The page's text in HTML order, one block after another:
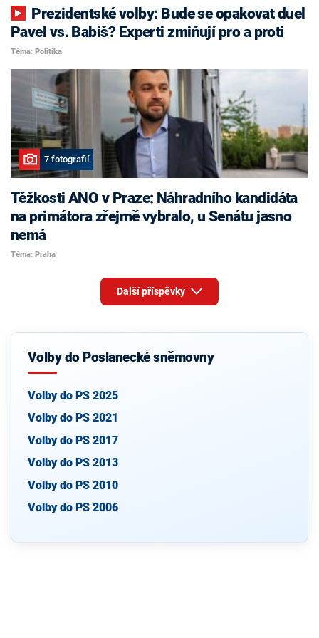
Pavel vs. Babiš? Experti zmiňují pro a proti
Téma: Politika
7 fotografií
Těžkosti ANO v Praze: Náhradního kandidáta
na primátora zřejmě vybralo, u Senátu jasno
nemá
Téma: Praha
Další příspěvky
Volby do Poslanecké sněmovny
Volby do PS 2025
Volby do PS 2021
Volby do PS 2017
Volby do PS 2013
Volby do PS 2010
Volby do PS 2006